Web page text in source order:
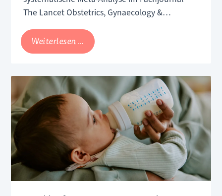
The Lancet Obstetrics, Gynaecology &
ausgewertet, wobei der Schwerpunkt auf
sogenannten Geschwister-Vergleichen lag.
Weiterlesen … Studie:
Kein
durch
Paracetamol
in
der
Schwangerschaft